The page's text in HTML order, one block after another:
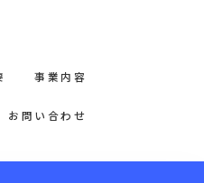
事業内容
お問い合わせ